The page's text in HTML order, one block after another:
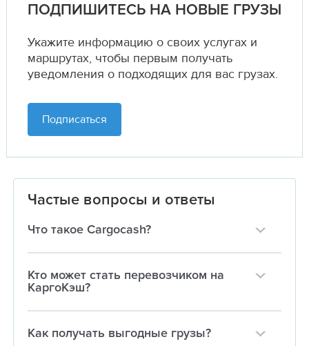
ПОДПИШИТЕСЬ НА НОВЫЕ ГРУЗЫ
Укажите информацию о своих услугах и
маршрутах, чтобы первым получать
уведомления о подходящих для вас грузах.
Подписаться
Частые вопросы и ответы
Что такое Cargocash?
Кто может стать перевозчиком на
КаргоКэш?
Как получать выгодные грузы?